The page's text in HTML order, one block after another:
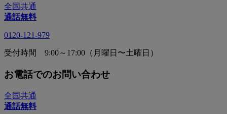
全国共通
通話無料
0120-121-979
受付時間 9:00～17:00（月曜日〜土曜日）
お電話でのお問い合わせ
全国共通
通話無料